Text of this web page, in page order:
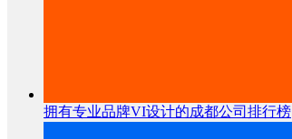
拥有专业品牌VI设计的成都公司排行榜